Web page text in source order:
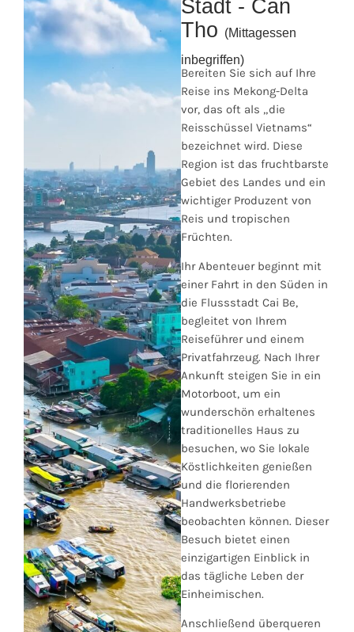
Stadt - Can
Tho (Mittagessen
inbegriffen)
Bereiten Sie sich auf Ihre
Reise ins Mekong-Delta
vor, das oft als „die
Reisschüssel Vietnams“
bezeichnet wird. Diese
Region ist das fruchtbarste
Gebiet des Landes und ein
wichtiger Produzent von
Reis und tropischen
Früchten.
Ihr Abenteuer beginnt mit
einer Fahrt in den Süden in
die Flussstadt Cai Be,
begleitet von Ihrem
Reiseführer und einem
Privatfahrzeug. Nach Ihrer
Ankunft steigen Sie in ein
Motorboot, um ein
wunderschön erhaltenes
traditionelles Haus zu
besuchen, wo Sie lokale
Köstlichkeiten genießen
und die florierenden
Handwerksbetriebe
beobachten können. Dieser
Besuch bietet einen
einzigartigen Einblick in
das tägliche Leben der
Einheimischen.
Anschließend überqueren